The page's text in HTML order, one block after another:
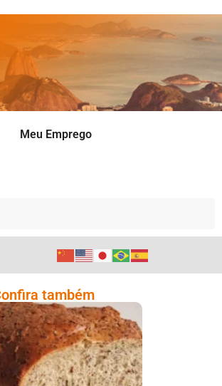
Meu Emprego
também
Bem: Pão Low
Carb